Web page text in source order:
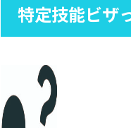
特定技能ビザ